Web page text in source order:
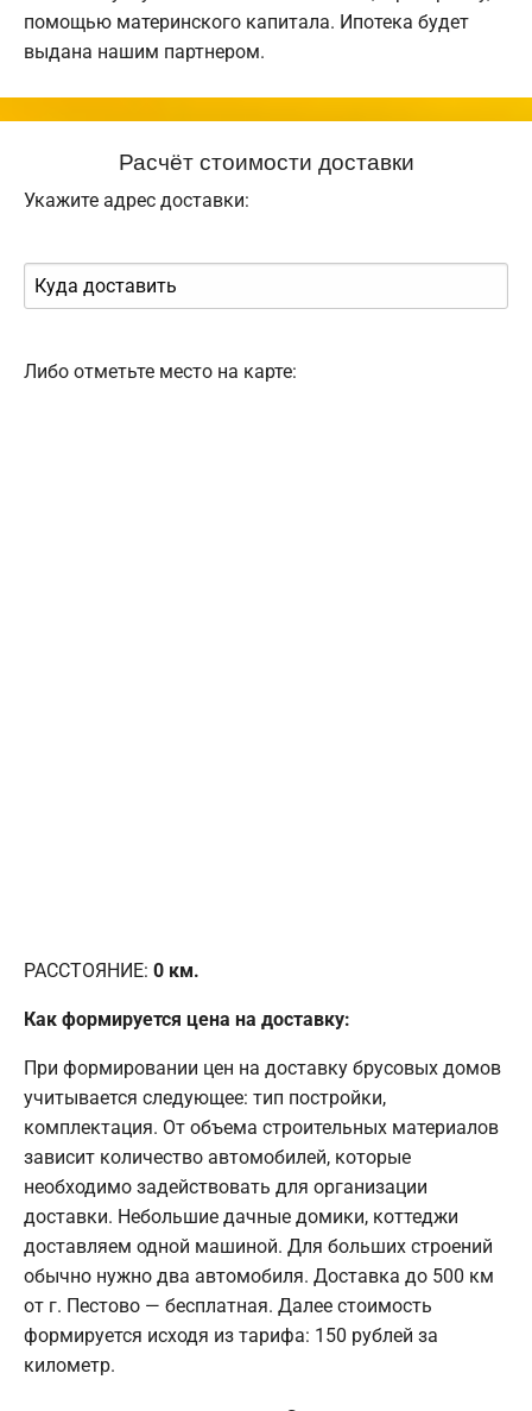
помощью материнского капитала. Ипотека будет
выдана нашим партнером.
Расчёт стоимости доставки
Укажите адрес доставки:
Либо отметьте место на карте:
РАССТОЯНИЕ: 0 км.
Как формируется цена на доставку:
При формировании цен на доставку брусовых домов
учитывается следующее: тип постройки,
комплектация. От объема строительных материалов
зависит количество автомобилей, которые
необходимо задействовать для организации
доставки. Небольшие дачные домики, коттеджи
доставляем одной машиной. Для больших строений
обычно нужно два автомобиля. Доставка до 500 км
от г. Пестово — бесплатная. Далее стоимость
формируется исходя из тарифа: 150 рублей за
километр.